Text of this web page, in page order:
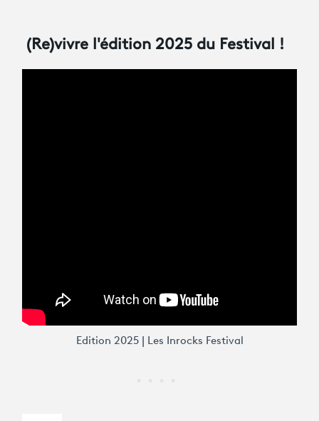
(Re)vivre l'édition 2025 du Festival !
Edition 2025 | Les Inrocks Festival